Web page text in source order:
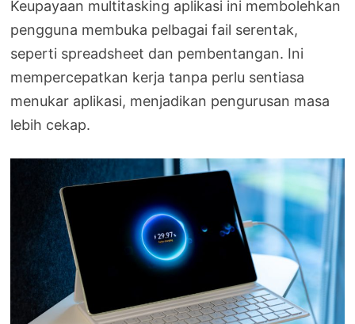
Keupayaan multitasking aplikasi ini membolehkan
pengguna membuka pelbagai fail serentak,
seperti spreadsheet dan pembentangan. Ini
mempercepatkan kerja tanpa perlu sentiasa
menukar aplikasi, menjadikan pengurusan masa
lebih cekap.